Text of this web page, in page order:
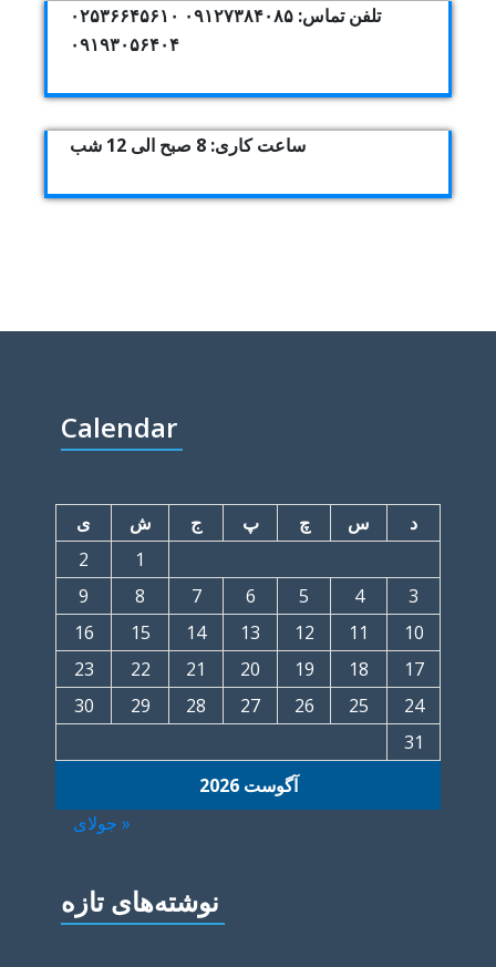
تلفن تماس: ۰۹۱۲۷۳۸۴۰۸۵ ۰۲۵۳۶۶۴۵۶۱۰
۰۹۱۹۳۰۵۶۴۰۴
ساعت کاری: 8 صبح الی 12 شب
Calendar
آگوست 2026
د س چ پ ج ش
ی
1
2
3
4
5
6
7
8
9
10
11
12
13
14
15
16
17
18
19
20
21
22
23
24
25
26
27
28
29
30
31
« جولای
نوشته‌های تازه